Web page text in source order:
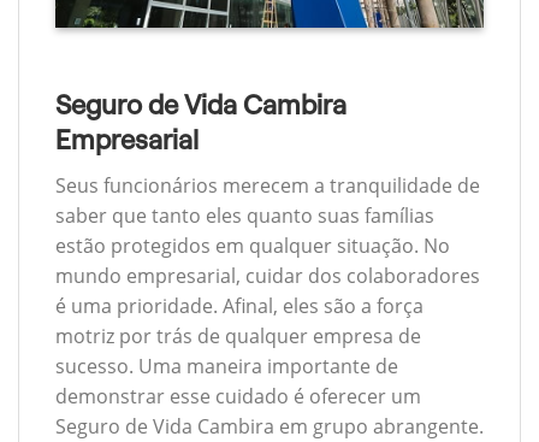
Seguro de Vida Cambira
Empresarial
Seus funcionários merecem a tranquilidade de
saber que tanto eles quanto suas famílias
estão protegidos em qualquer situação. No
mundo empresarial, cuidar dos colaboradores
é uma prioridade. Afinal, eles são a força
motriz por trás de qualquer empresa de
sucesso. Uma maneira importante de
demonstrar esse cuidado é oferecer um
Seguro de Vida Cambira em grupo abrangente.